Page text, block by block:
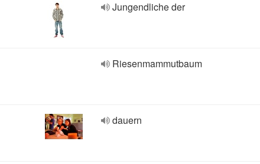
Jungendliche der
Riesenmammutbaum
dauern